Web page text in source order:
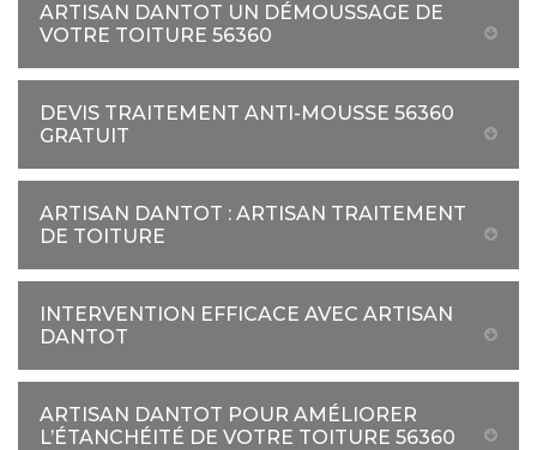
ARTISAN DANTOT UN DÉMOUSSAGE DE
VOTRE TOITURE 56360
DEVIS TRAITEMENT ANTI-MOUSSE 56360
GRATUIT
ARTISAN DANTOT : ARTISAN TRAITEMENT
DE TOITURE
INTERVENTION EFFICACE AVEC ARTISAN
DANTOT
ARTISAN DANTOT POUR AMÉLIORER
L’ÉTANCHÉITÉ DE VOTRE TOITURE 56360